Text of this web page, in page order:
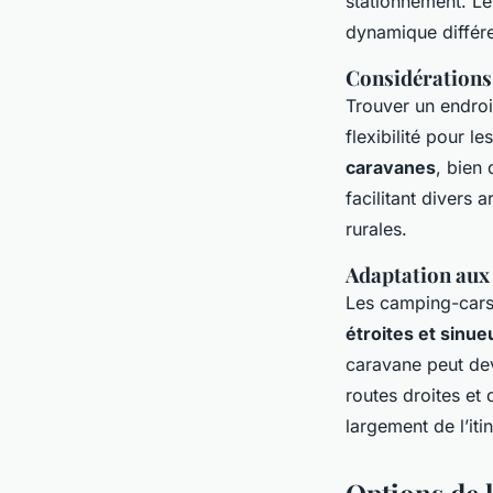
dynamique
Considérations
Trouver un
flexibilité pour
caravanes, bien
facilitant divers
rurales.
Adaptation
Les camping-
étroites et
caravane peut
routes droites et
largement de